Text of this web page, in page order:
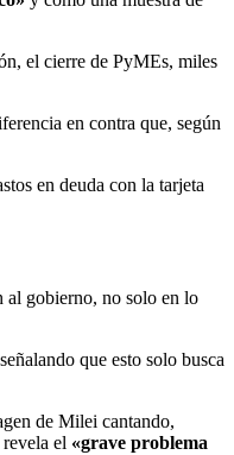
el cierre de PyMEs, miles
en contra que, según
en deuda con la tarjeta
al gobierno, no solo en lo
que esto solo busca
de Milei cantando,
el «grave problema